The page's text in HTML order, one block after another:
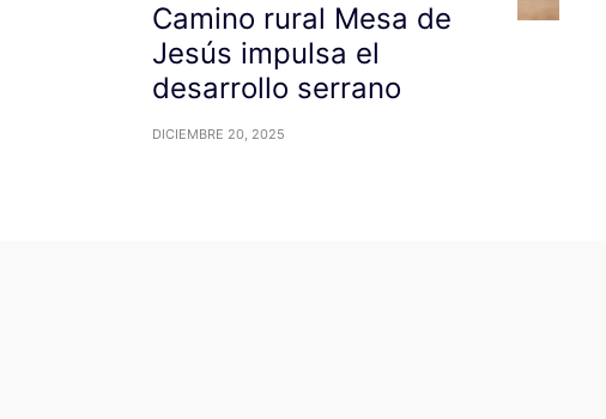
Camino rural Mesa de
Jesús impulsa el
desarrollo serrano
DICIEMBRE 20, 2025